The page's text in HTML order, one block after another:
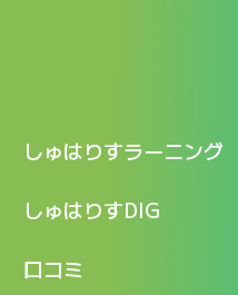
しゅはりすラーニング
特長
料金
しゅはりすDIG
記事一覧
口コミ